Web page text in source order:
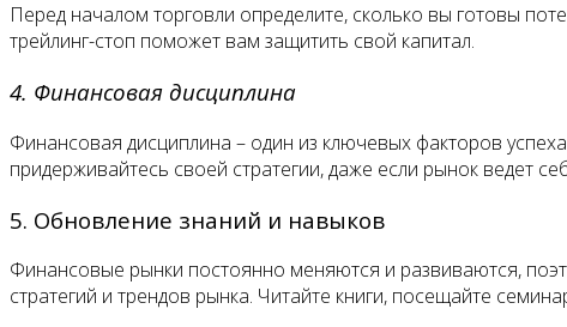
Перед началом торговли определите, сколько вы готовы
трейлинг-стоп поможет вам защитить свой капитал.
4. Финансовая дисциплина
Финансовая дисциплина – один из ключевых факторов
придерживайтесь своей стратегии, даже если рынок ведет
5. Обновление знаний и навыков
Финансовые рынки постоянно меняются и развиваются,
стратегий и трендов рынка. Читайте книги, посещайте